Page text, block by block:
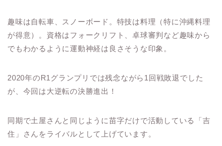
趣味は自転車、スノーボード。特技は料理（特に沖縄料理
が得意）。資格はフォークリフト、卓球審判など趣味から
でもわかるように運動神経は良さそうな印象。
2020年のR1グランプリでは残念ながら1回戦敗退でした
が、今回は大逆転の決勝進出！
同期で土屋さんと同じように苗字だけで活動している「吉
住」さんをライバルとして上げています。